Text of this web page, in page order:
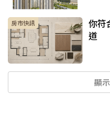
房市快訊
你符
道
顯